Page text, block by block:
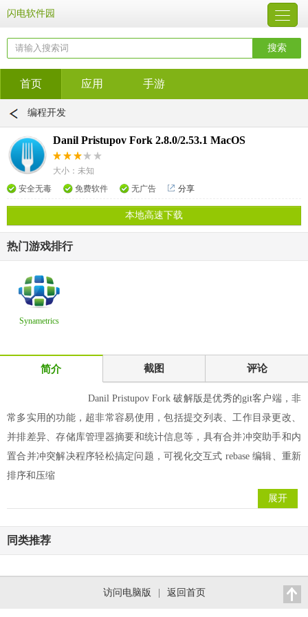
闪电软件园
首页 应用 手游
编程开发
Danil Pristupov Fork 2.8.0/2.53.1 MacOS
大小：未知
安全无毒
免费软件 无广告 分享
本地高速下载
热门游戏排行
Synametrics
简介 截图 评论
Danil Pristupov Fork 破解版是优秀的git客户端，非
常多实用的功能，超非常容易使用，包括提交列表、工作目录更改、
并排差异、存储库管理器摘要和统计信息等，具有合并冲突助手和内
置合并冲突解决程序轻松搞定问题，可视化交互式 rebase 编辑、重新
排序和压缩
展开
同类推荐
访问电脑版 返回首页